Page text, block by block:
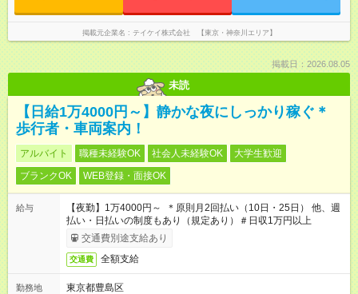
掲載元企業名 テイケイ株式会社 【東京・神奈川エリア】
掲載日：2026.08.05
未読
【日給1万4000円～】静かな夜にしっかり稼ぐ＊
歩行者・車両案内！
アルバイト 職種未経験OK 社会人未経験OK
大学生歓迎
ブランクOK
WEB登録・面接OK
給与
【夜勤】1万4000円～ ＊原則月2回払い（10日・25日） 他、週
払い・日払いの制度もあり（規定あり）＃日収1万円以上
交通費別途支給あり
交通費 全額支給
勤務地
東京都豊島区